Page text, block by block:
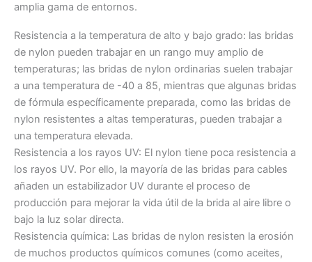
amplia gama de entornos.
Resistencia a la temperatura de alto y bajo grado: las bridas
de nylon pueden trabajar en un rango muy amplio de
temperaturas; las bridas de nylon ordinarias suelen trabajar
a una temperatura de -40 a 85, mientras que algunas bridas
de fórmula específicamente preparada, como las bridas de
nylon resistentes a altas temperaturas, pueden trabajar a
una temperatura elevada.
Resistencia a los rayos UV: El nylon tiene poca resistencia a
los rayos UV. Por ello, la mayoría de las bridas para cables
añaden un estabilizador UV durante el proceso de
producción para mejorar la vida útil de la brida al aire libre o
bajo la luz solar directa.
Resistencia química: Las bridas de nylon resisten la erosión
de muchos productos químicos comunes (como aceites,